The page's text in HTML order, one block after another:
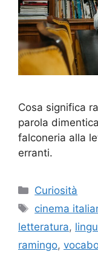
Cosa significa
parola
falconeria alla
erranti.
Categorie
Curiosità
Tag
cinema
letteratura,
ramingo,